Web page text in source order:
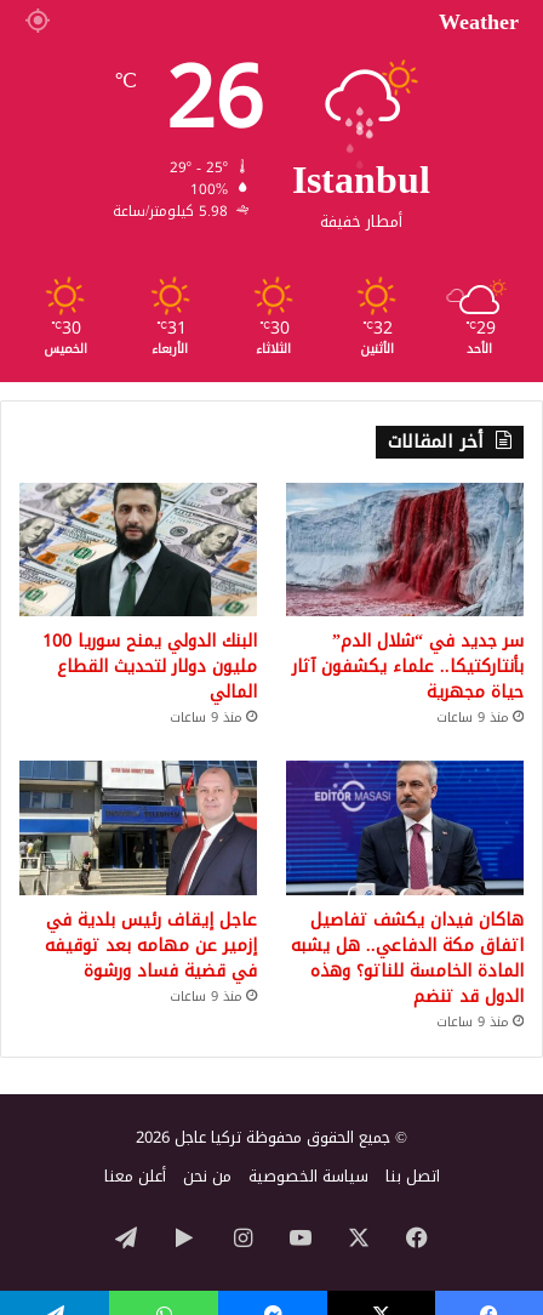
Weather
Istanbul
أمطار خفيفة
26
℃
100%
5.98 كيلومتر/ساعة
29
℃
الأحد
32
℃
الأثنين
30
℃
الثلاثاء
31
℃
الأربعاء
30
℃
الخميس
أخر المقالات
سر جديد في “شلال الدم”
بأنتاركتيكا.. علماء يكشفون آثار
حياة مجهرية
منذ 9 ساعات
البنك الدولي يمنح سوريا 100
مليون دولار لتحديث القطاع
المالي
منذ 9 ساعات
هاكان فيدان يكشف تفاصيل
اتفاق مكة الدفاعي.. هل يشبه
المادة الخامسة للناتو؟ وهذه
الدول قد تنضم
منذ 9 ساعات
عاجل إيقاف رئيس بلدية في
إزمير عن مهامه بعد توقيفه
في قضية فساد ورشوة
منذ 9 ساعات
© جميع الحقوق محفوظة تركيا عاجل 2026
اتصل بنا سياسة الخصوصية من نحن أعلن معنا
فيسبوك ‫YouTubeانستقرام‏Google
Play
تيلقرام